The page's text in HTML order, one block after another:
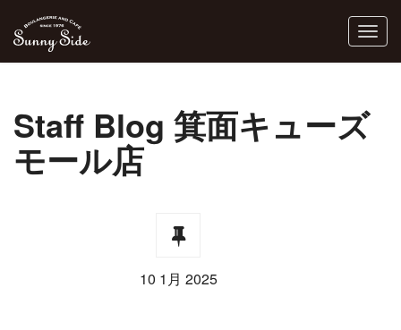
Staff Blog 箕面キューズ
モール店
10 1月 2025